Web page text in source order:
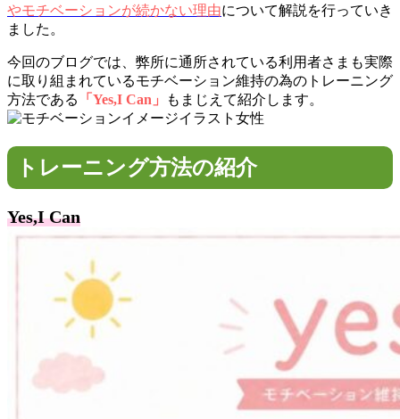
やモチベーションが続かない理由について解説を行っていき
ました。
今回のブログでは、弊所に通所されている利用者さまも実際
に取り組まれているモチベーション維持の為のトレーニング
方法である
「Yes,I Can」 もまじえて紹介します。
トレーニング方法の紹介
Yes,I Can